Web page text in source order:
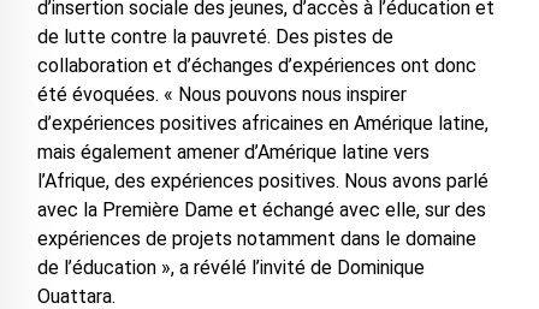
d’insertion sociale des jeunes, d’accès à l’éducation et
de lutte contre la pauvreté. Des pistes de
collaboration et d’échanges d’expériences ont donc
été évoquées. « Nous pouvons nous inspirer
d’expériences positives africaines en Amérique latine,
mais également amener d’Amérique latine vers
l’Afrique, des expériences positives. Nous avons parlé
avec la Première Dame et échangé avec elle, sur des
expériences de projets notamment dans le domaine
de l’éducation », a révélé l’invité de Dominique
Ouattara.